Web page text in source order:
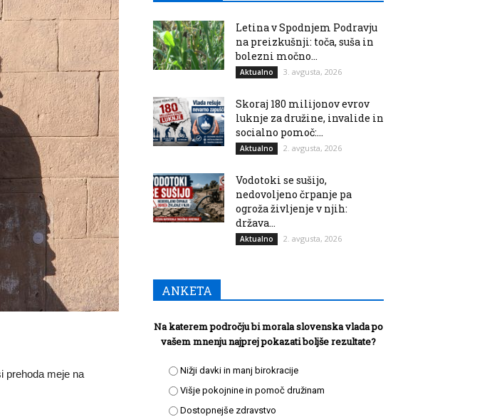
prehoda meje na
Letina v Spodnjem Podravju
na preizkušnji: toča, suša in
bolezni močno...
Aktualno 3. avgusta, 2026
Skoraj 180 milijonov evrov
luknje za družine, invalide in
socialno pomoč:...
Aktualno 2. avgusta, 2026
Vodotoki se sušijo,
nedovoljeno črpanje pa
ogroža življenje v njih:
država...
Aktualno 2. avgusta, 2026
ANKETA
Na katerem področju bi morala slovenska vlada po
vašem mnenju najprej pokazati boljše rezultate?
Nižji davki in manj birokracije
Višje pokojnine in pomoč družinam
Dostopnejše zdravstvo